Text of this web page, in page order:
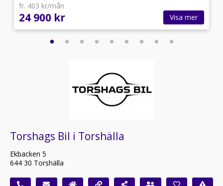
fr. 403 kr/mån
24 900 kr Visa mer
Torshags Bil i Torshälla
Ekbacken 5
644 30 Torshälla